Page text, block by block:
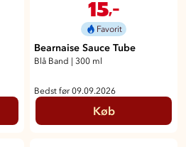
15,-
Favorit
Bearnaise Sauce Tube
Blå Band 300 ml
Bedst før 09.09.2026
Køb